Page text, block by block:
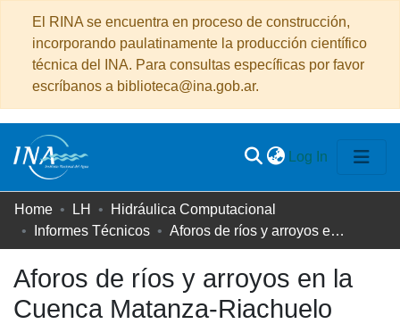
El RINA se encuentra en proceso de construcción,
incorporando paulatinamente la producción científico
técnica del INA. Para consultas específicas por favor
escríbanos a biblioteca@ina.gob.ar.
Log In (current)
Communities
&
Collections
All of DSpace
Home LH
Hidráulica Computacional
Informes Técnicos
Aforos de ríos y arroyos en la Cuenca Matanza-Riachuelo
Aforos de ríos y arroyos en la
Cuenca Matanza-Riachuelo